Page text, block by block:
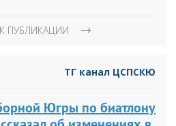
ПУБЛИКАЦИИ
ТГ канал ЦСПСКЮ
Югры по биатлону